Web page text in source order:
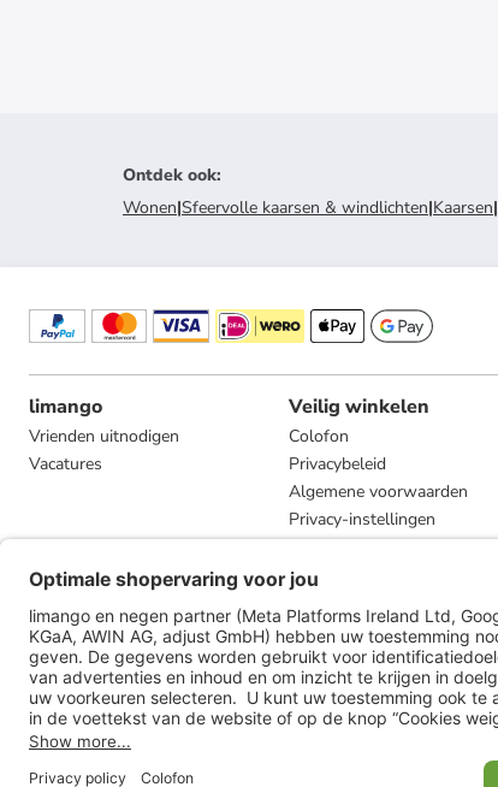
Ontdek ook:
Wonen|Sfeervolle kaarsen & windlichten|Kaarsen|
limango
Vrienden uitnodigen
Vacatures
Veilig winkelen
Colofon
Privacybeleid
Algemene voorwaarden
Privacy-instellingen
Compliance